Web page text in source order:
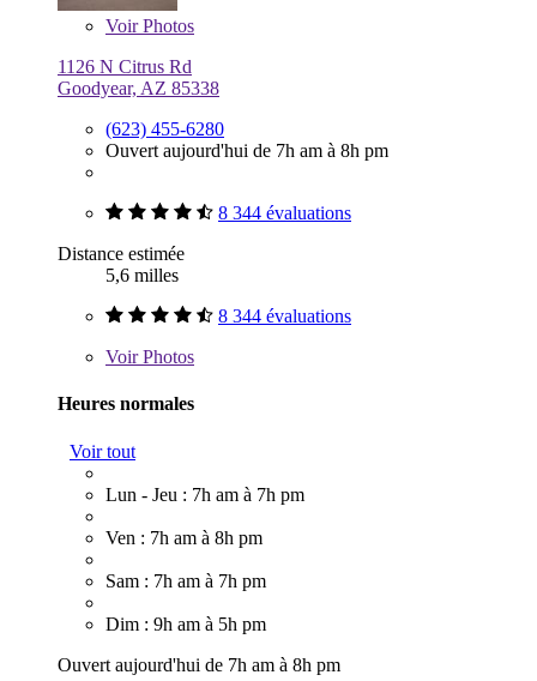
VoirPhotos
1126 N Citrus Rd
Goodyear, AZ 85338
(623) 455-6280
Ouvert aujourd'hui de 7h am à 8h pm
8 344 évaluations
Distance estimée
5,6 milles
8 344 évaluations
VoirPhotos
Heures normales
Voir tout
Lun - Jeu : 7h am à 7h pm
Ven : 7h am à 8h pm
Sam : 7h am à 7h pm
Dim : 9h am à 5h pm
Ouvert aujourd'hui de 7h am à 8h pm